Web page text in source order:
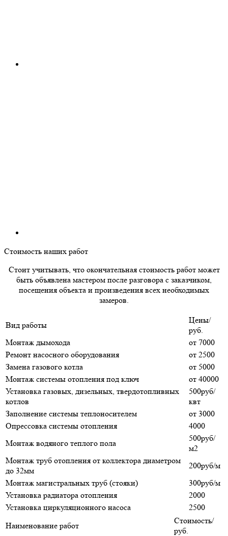
Стоимость наших работ
Стоит учитывать, что окончательная стоимость работ может
быть объявлена мастером после разговора с заказчиком,
посещения объекта и произведения всех необходимых
замеров.
Вид работы
Цены/
руб.
Монтаж дымохода
от 7000
Ремонт насосного оборудования
от 2500
Замена газового котла
от 5000
Монтаж системы отопления под ключ
от 40000
Установка газовых, дизельных, твердотопливных
котлов
500руб/
квт
Заполнение системы теплоносителем
от 3000
Опрессовка системы отопления
4000
Монтаж водяного теплого пола
500руб/
м2
Монтаж труб отопления от коллектора диаметром
до 32мм
200руб/м
Монтаж магистральных труб (стояки)
300руб/м
Установка радиатора отопления
2000
Установка циркуляционного насоса
2500
Наименование работ
Стоимость/
руб.